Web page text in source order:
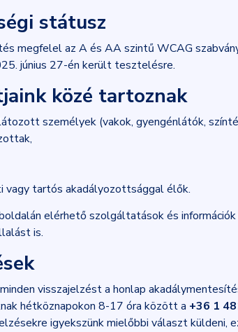
státusz
megfelel az A és AA szintű WCAG
június 27-én került tesztelésre.
közé tartoznak
személyek (vakok, gyengénlátók,
vagy tartós akadályozottsággal élők.
elérhető szolgáltatások és
is.
visszajelzést a honlap
hétköznapokon 8-17 óra között a +36 1
igyekszünk mielőbbi választ küldeni,